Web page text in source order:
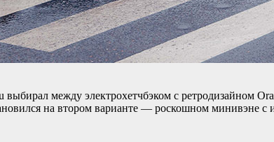
между электрохетчбэком с ретродизайном
на втором варианте — роскошном минивэне с